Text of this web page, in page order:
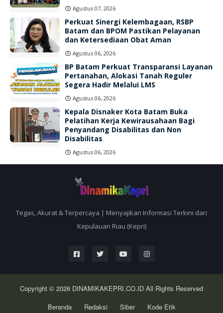
Agustus 07, 2026
Perkuat Sinergi Kelembagaan, RSBP
Batam dan BPOM Pastikan Pelayanan
dan Ketersediaan Obat Aman
Agustus 06, 2026
BP Batam Perkuat Transparansi Layanan
Pertanahan, Alokasi Tanah Reguler
Segera Hadir Melalui LMS
Agustus 06, 2026
Kepala Disnaker Kota Batam Buka
Pelatihan Kerja Kewirausahaan Bagi
Penyandang Disabilitas dan Non
Disabilitas
Agustus 06, 2026
Tegas, Akurat & Terpercaya | Menyajikan Informasi Terkini dari
Kepulauan Riau (Kepri)
Copyright © 2026 DINAMIKAKEPRI.CO.ID All Rights Reserved
Beranda
Redaksi Siber Kode Etik